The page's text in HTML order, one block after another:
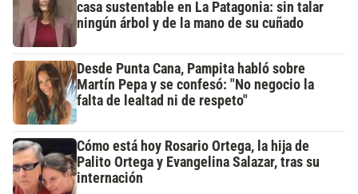
casa sustentable en La Patagonia: sin talar
ningún árbol y de la mano de su cuñado
Desde Punta Cana, Pampita habló sobre
Martín Pepa y se confesó: "No negocio la
falta de lealtad ni de respeto"
Cómo está hoy Rosario Ortega, la hija de
Palito Ortega y Evangelina Salazar, tras su
internación